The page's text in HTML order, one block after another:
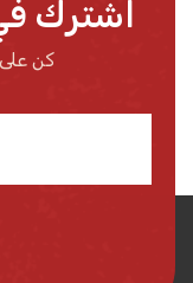
اشترك
كن على